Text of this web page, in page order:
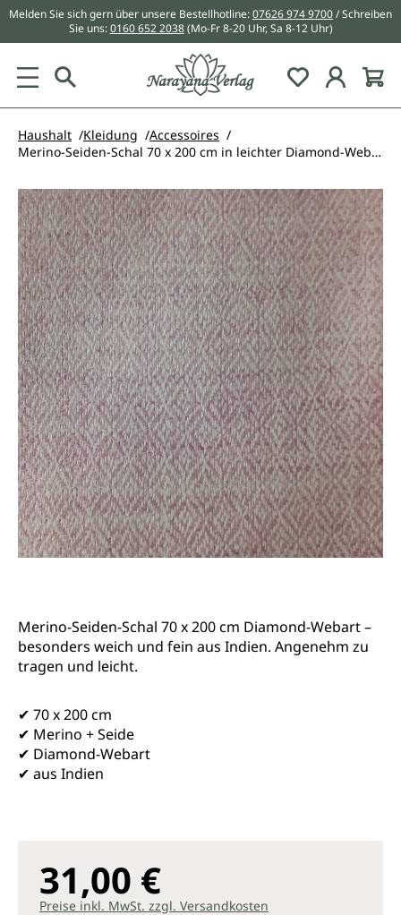
springen
Melden Sie sich gern über unsere Bestellhotline:07626 974 9700/ Schreiben
Sie uns:0160 652 2038 (Mo-Fr 8-20 Uhr, Sa 8-12 Uhr)
Du hast 0
Haushalt Kleidung
Accessoires
Merino-Seiden-Schal 70 x 200 cm in leichter Diamond-Webart
Bildergalerie überspringen
Merino-Seiden-Schal 70 x 200 cm Diamond-Webart –
besonders weich und fein aus Indien. Angenehm zu
tragen und leicht.
✔ 70 x 200 cm
✔ Merino + Seide
✔ Diamond-Webart
✔ aus Indien
31,00 €
Preise inkl. MwSt. zzgl. Versandkosten